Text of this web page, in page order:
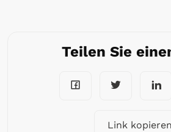
Teilen Sie
Link kopieren